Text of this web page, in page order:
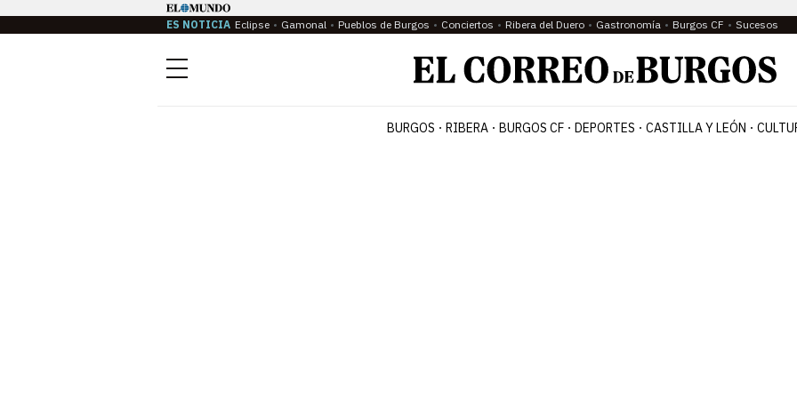
ES NOTICIA Eclipse Gamonal Pueblos de Burgos Conciertos Ribera del Duero Gastronomía Burgos CF Sucesos
Menú
BURGOS RIBERA BURGOS CF DEPORTES CASTILLA Y LEÓN